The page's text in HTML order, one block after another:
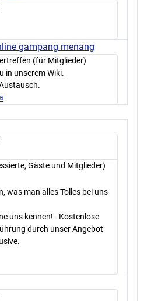
gampang menang
(für Mitglieder)
in unserem Wiki.
Gäste und Mitglieder)
was man alles Tolles bei uns
uns kennen! - Kostenlose
durch unser Angebot